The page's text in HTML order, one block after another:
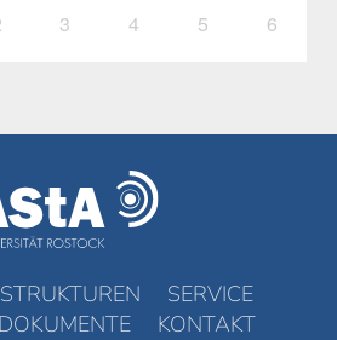
3 4 5 6
STRUKTUREN
SERVICE
DOKUMENTE KONTAKT